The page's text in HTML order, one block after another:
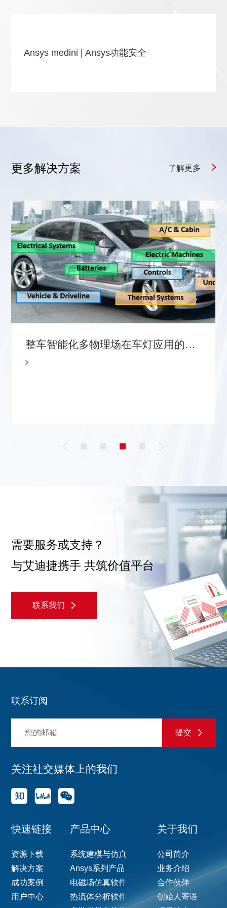
Ansys medini | Ansys功能安全
更多解决方案 了解更多
整车智能化多物理场在车灯应用的解
决方案
需要服务或支持？
与艾迪捷携手 共筑价值平台
联系我们
联系订阅
提交
关注社交媒体上的我们
快速链接
资源下载
解决方案
成功案例
用户中心
产品中心
系统建模与仿真
Ansys系列产品
电磁场仿真软件
热流体分析软件
关于我们
公司简介
业务介绍
合作伙伴
创始人寄语